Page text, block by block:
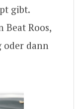
gibt.
Roos,
oder dann